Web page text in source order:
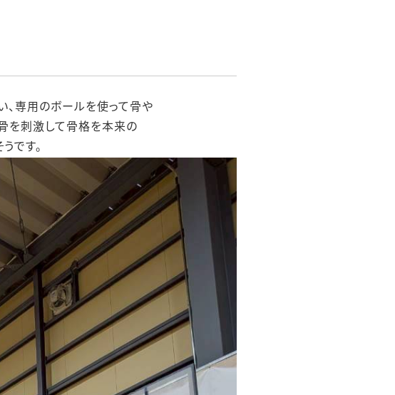
、専用のボールを使って骨や
を刺激して骨格を本来の
です。